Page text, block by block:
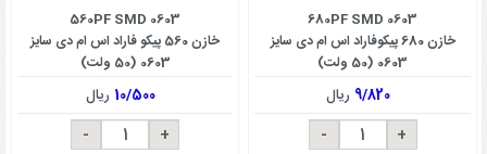
680PF SMD 0603
خازن 680 پیکوفاراد اس ام دی سایز
0603 (50 ولت)
9/820 ریال
560PF SMD 0603
خازن 560 پیکو فاراد اس ام دی سایز
0603 (50 ولت)
10/500 ریال